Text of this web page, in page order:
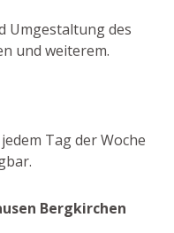
Umgestaltung des
und weiterem.
Tag der Woche
Bergkirchen